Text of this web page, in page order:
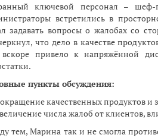
ключевой персонал –
встретились в
задавать вопросы о жалобах со
что дело в качестве
привело к напряжённой
пункты обсуждения:
качественных продуктов и
числа жалоб от клиентов,
тем, Марина так и не смогла